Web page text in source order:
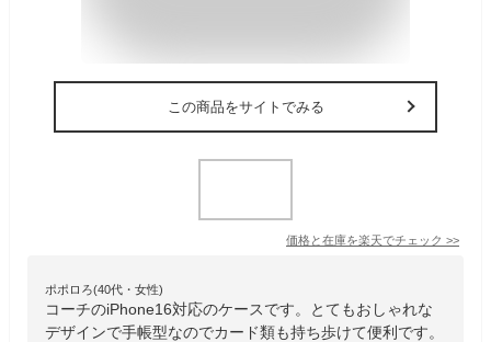
この商品をサイトでみる
価格と在庫を楽天でチェック >>
ポポロろ(40代・女性)
コーチのiPhone16対応のケースです。とてもおしゃれな
デザインで手帳型なのでカード類も持ち歩けて便利です。